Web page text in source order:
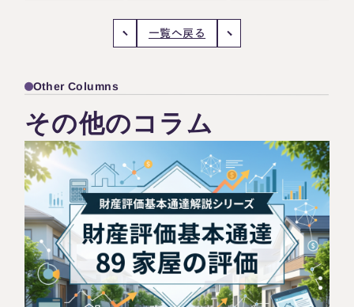
名古屋事務所
450-0002
知県名古屋市中村区名駅三丁目28
12号
名古屋ビルヂング25階
Access
大宮事務所
〒330-0854
埼玉県さいたま市大宮区桜木町一丁目
195番地1
大宮ソラミチKOZ4階
Access
一覧へ戻る
Other Columns
その他のコラム